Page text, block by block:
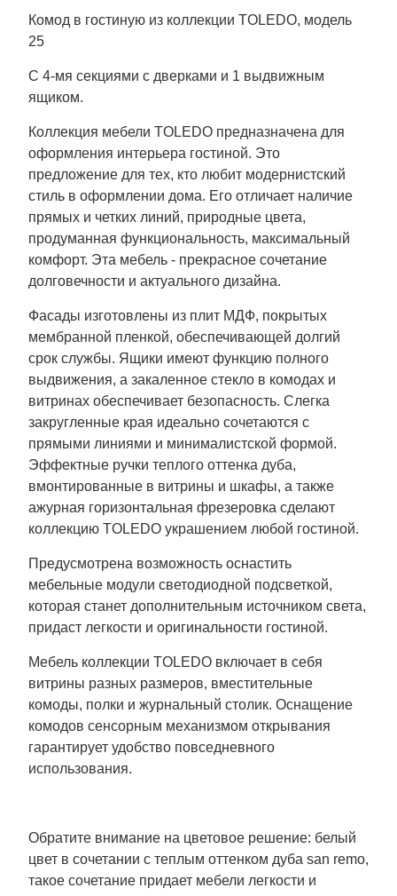
Комод в гостиную из коллекции TOLEDO, модель
25
С 4-мя секциями с дверками и 1 выдвижным
ящиком.
Коллекция мебели TOLEDO предназначена для
оформления интерьера гостиной. Это
предложение для тех, кто любит модернистский
стиль в оформлении дома. Его отличает наличие
прямых и четких линий, природные цвета,
продуманная функциональность, максимальный
комфорт. Эта мебель - прекрасное сочетание
долговечности и актуального дизайна.
Фасады изготовлены из плит МДФ, покрытых
мембранной пленкой, обеспечивающей долгий
срок службы. Ящики имеют функцию полного
выдвижения, а закаленное стекло в комодах и
витринах обеспечивает безопасность. Слегка
закругленные края идеально сочетаются с
прямыми линиями и минималистской формой.
Эффектные ручки теплого оттенка дуба,
вмонтированные в витрины и шкафы, а также
ажурная горизонтальная фрезеровка сделают
коллекцию TOLEDO украшением любой гостиной.
Предусмотрена возможность оснастить
мебельные модули светодиодной подсветкой,
которая станет дополнительным источником света,
придаст легкости и оригинальности гостиной.
Мебель коллекции TOLEDO включает в себя
витрины разных размеров, вместительные
комоды, полки и журнальный столик. Оснащение
комодов сенсорным механизмом открывания
гарантирует удобство повседневного
использования.
Обратите внимание на цветовое решение: белый
цвет в сочетании с теплым оттенком дуба san remo,
такое сочетание придает мебели легкости и